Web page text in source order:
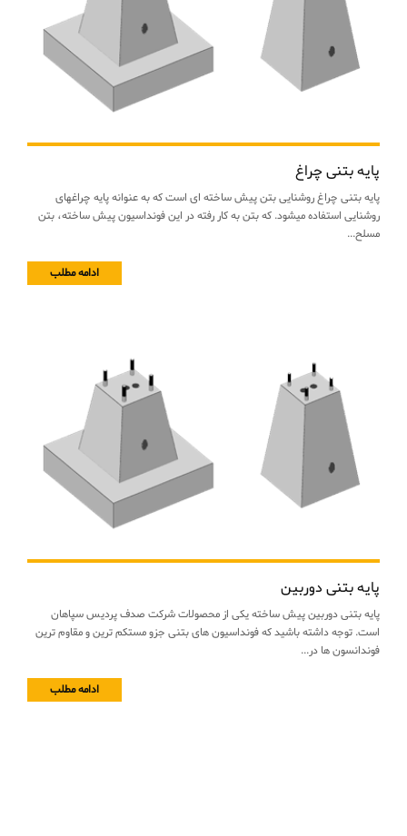
پایه بتنی چراغ
پایه بتنی چراغ روشنایی بتن پیش ساخته ای است که به عنوانه پایه چراغهای
روشنایی استفاده میشود. که بتن به کار رفته در این فونداسیون پیش ساخته، بتن
مسلح...
ادامه مطلب
پایه بتنی دوربین
پایه بتنی دوربین پیش ساخته یکی از محصولات شرکت صدف پردیس سپاهان
است. توجه داشته باشید که فونداسیون های بتنی جزو مستکم ترین و مقاوم ترین
فوندانسون ها در...
ادامه مطلب